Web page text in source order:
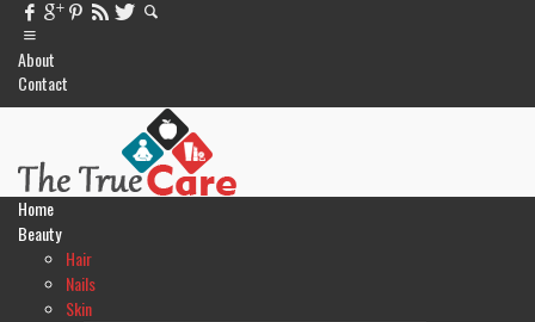
About
Contact
Home
Beauty
Hair
Nails
Skin